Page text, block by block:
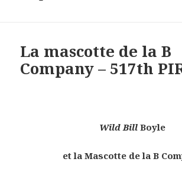
La mascotte de la B
Company – 517th
Wild Bill Boyle
et la Mascotte de la B